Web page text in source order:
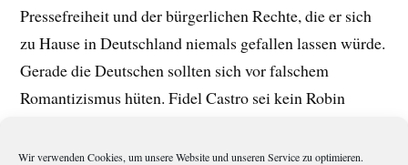
Wir verwenden Cookies, um unsere Website und unseren Service zu optimieren.
Pressefreiheit und der bürgerlichen Rechte, die er sich
zu Hause in Deutschland niemals gefallen lassen würde.
Gerade die Deutschen sollten sich vor falschem
Romantizismus hüten. Fidel Castro sei kein Robin